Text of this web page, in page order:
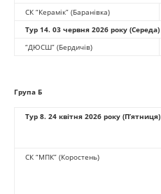
СК “Керамік” (Баранівка)
Тур 14. 03 червня 2026 року (Середа)
“ДЮСШ” (Бердичів)
Група Б
Тур 8. 24 квітня 2026 року (П’ятниця)
СК “МПК” (Коростень)